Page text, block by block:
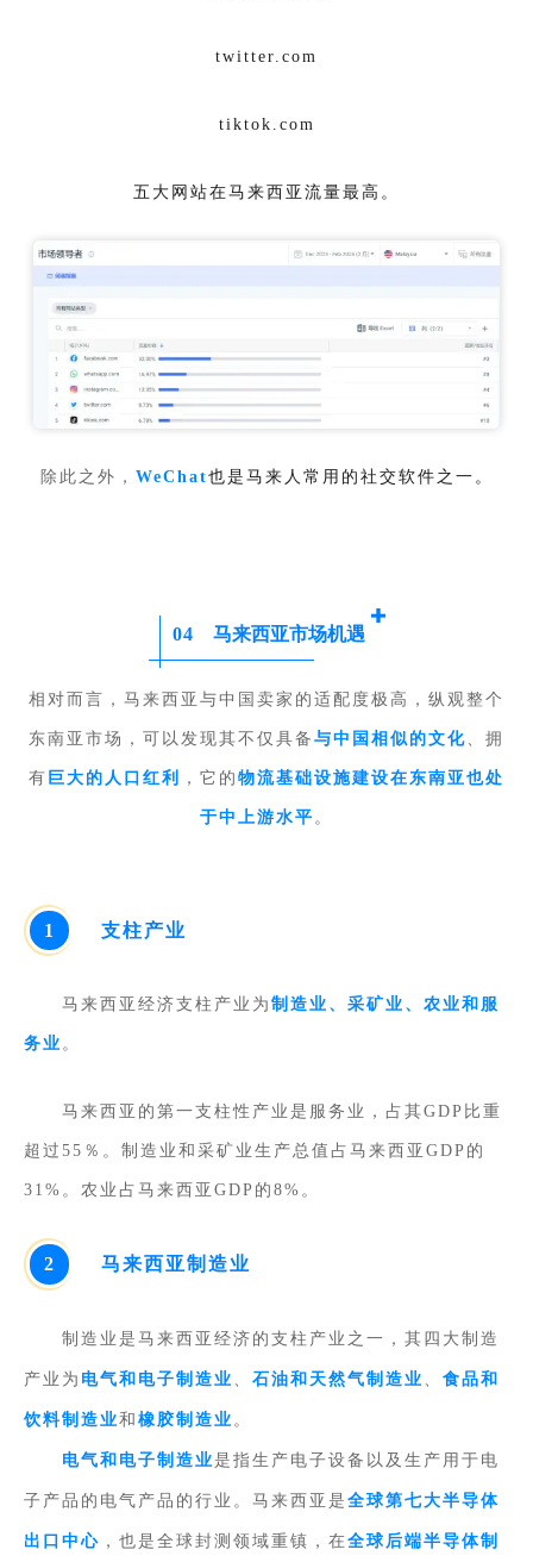
twitter.com
tiktok.com
五大网站在马来西亚流量最高。
除此之外， WeChat也是马来人常用的社交软件之一。
04 马来西亚市场机遇
相对而言，马来西亚与中国卖家的适配度极高，纵观整个
东南亚市场，可以发现其不仅具备 与中国相似的文化 、拥
有 巨大的人口红利 ，它的 物流基础设施建设在东南亚也处
于中上游水平 。
1 支柱产业
马来西亚经济支柱产业为 制造业、采矿业、农业和服
务业 。
马来西亚的第一支柱性产业是服务业，占其GDP比重
超过55％。 制造业和采矿业生产总值占马来西亚GDP的
31%。农业占马来西亚GDP的8%。
2 马来西亚制造业
制造业是马来西亚经济的支柱产业之一，其 四大制造
产业为 电气和电子制造业 、 石油和天然气制造业 、 食品和
饮料制造业和 橡胶制造业 。
电气和电子制造业是指生产电子设备以及生产用于电
子产品的电气产品的行业。马来西亚是 全球第七大半导体
出口中心 ，也是全球封测领域重镇，在全球后端半导体制